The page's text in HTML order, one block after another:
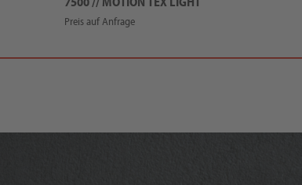
Preis auf Anfrage